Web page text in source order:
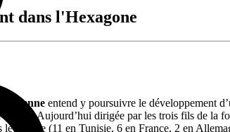
dans l'Hexagone
entend y poursuivre le développement
Sfax. Aujourd’hui dirigée par les trois fils de
le monde (11 en Tunisie, 6 en France, 2 en